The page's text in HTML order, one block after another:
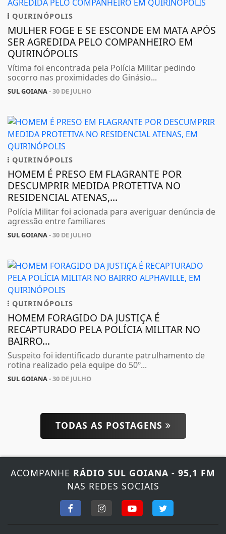
QUIRINÓPOLIS
MULHER FOGE E SE ESCONDE EM MATA APÓS
SER AGREDIDA PELO COMPANHEIRO EM
QUIRINÓPOLIS
Vítima foi encontrada pela Polícia Militar pedindo
socorro nas proximidades do Ginásio...
SUL GOIANA- 30 DE JULHO
QUIRINÓPOLIS
HOMEM É PRESO EM FLAGRANTE POR
DESCUMPRIR MEDIDA PROTETIVA NO
RESIDENCIAL ATENAS,...
Polícia Militar foi acionada para averiguar denúncia de
agressão entre familiares
SUL GOIANA- 30 DE JULHO
QUIRINÓPOLIS
HOMEM FORAGIDO DA JUSTIÇA É
RECAPTURADO PELA POLÍCIA MILITAR NO
BAIRRO...
Suspeito foi identificado durante patrulhamento de
rotina realizado pela equipe do 50º...
SUL GOIANA- 30 DE JULHO
TODAS AS POSTAGENS
ACOMPANHE RÁDIO SUL GOIANA - 95,1 FM
NAS REDES SOCIAIS